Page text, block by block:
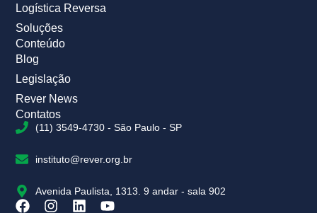
Logística Reversa
Soluções
Conteúdo
Blog
Legislação
Rever News
Contatos
(11) 3549-4730 - São Paulo - SP
instituto@rever.org.br
Avenida Paulista, 1313. 9 andar - sala 902